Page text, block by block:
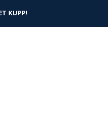
Favoritter
KUPP!